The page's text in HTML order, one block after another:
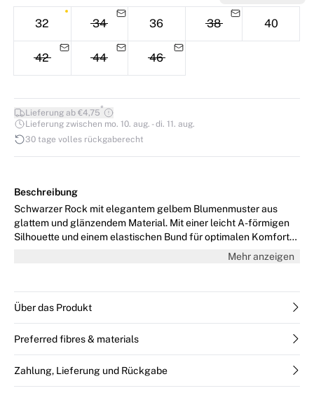
32 34 36 38 40
42 44 46
Lieferung ab €4,75*
Lieferung zwischen mo. 10. aug. - di. 11. aug.
30 tage volles rückgaberecht
Beschreibung
Schwarzer Rock mit elegantem gelbem Blumenmuster aus
glattem und glänzendem Material. Mit einer leicht A-förmigen
Silhouette und einem elastischen Bund für optimalen Komfort
und Passform. Kombinieren Sie ihn mit dem passenden T-Shirt
Mehr anzeigen
Über das Produkt
Preferred fibres & materials
Zahlung, Lieferung und Rückgabe